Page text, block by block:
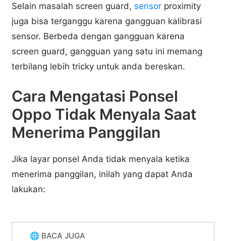
Selain masalah screen guard, sensor proximity
juga bisa terganggu karena gangguan kalibrasi
sensor. Berbeda dengan gangguan karena
screen guard, gangguan yang satu ini memang
terbilang lebih tricky untuk anda bereskan.
Cara Mengatasi Ponsel
Oppo Tidak Menyala Saat
Menerima Panggilan
Jika layar ponsel Anda tidak menyala ketika
menerima panggilan, inilah yang dapat Anda
lakukan:
🌐 BACA JUGA